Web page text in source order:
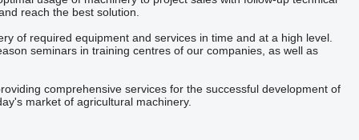
reach the best solution.
of required equipment and services in time and at a high level.
seminars in training centres of our companies, as well as
comprehensive services for the successful development of
market of agricultural machinery.